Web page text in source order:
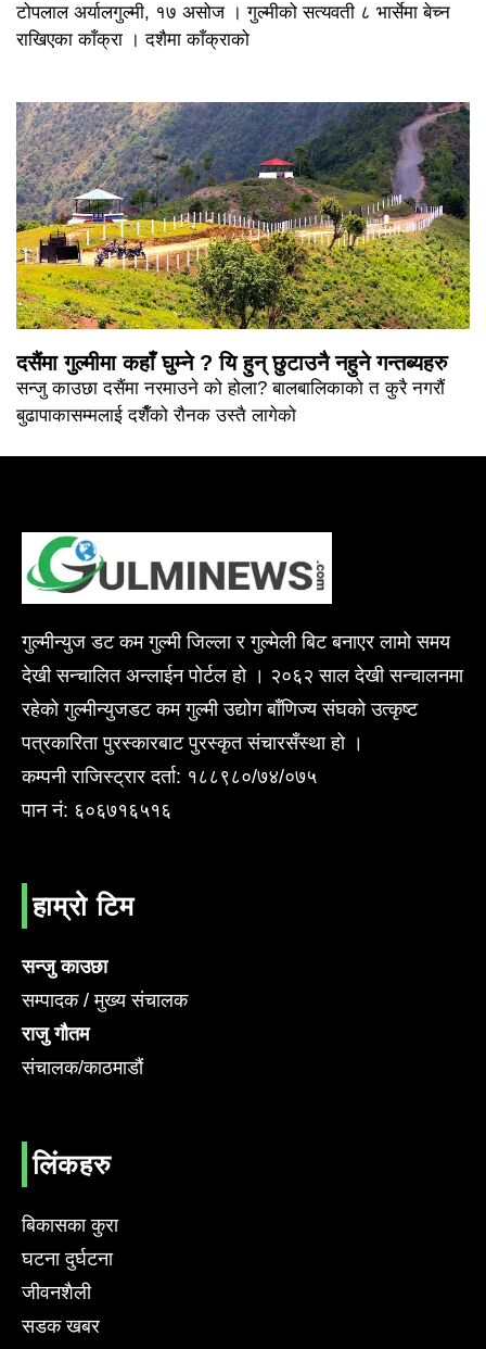
टोपलाल अर्यालगुल्मी, १७ असोज । गुल्मीको सत्यवती ८ भार्सेमा बेच्न
राखिएका काँक्रा । दशैमा काँक्राको
दसैंमा गुल्मीमा कहाँ घुम्ने ? यि हुन् छुटाउनै नहुने गन्तब्यहरु
सन्जु काउछा दसैंमा नरमाउने को होला? बालबालिकाको त कुरै नगरौं
बुढापाकासम्मलाई दशैँको रौनक उस्तै लागेको
गुल्मीन्युज डट कम गुल्मी जिल्ला र गुल्मेली बिट बनाएर लामो समय
देखी सन्चालित अन्लाईन पोर्टल हो । २०६२ साल देखी सन्चालनमा
रहेको गुल्मीन्युजडट कम गुल्मी उद्योग बाँणिज्य संघको उत्कृष्ट
पत्रकारिता पुरस्कारबाट पुरस्कृत संचारसँस्था हो ।
कम्पनी राजिस्ट्रार दर्ता: १८८९८०/७४/०७५
पान नं: ६०६७१६५१६
हाम्रो टिम
सन्जु काउछा
सम्पादक / मुख्य संचालक
राजु गौतम
संचालक/काठमाडौं
लिंकहरु
बिकासका कुरा
घटना दुर्घटना
जीवनशैली
सडक खबर